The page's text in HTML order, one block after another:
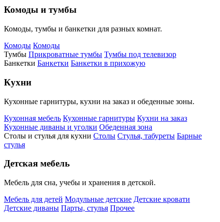
Комоды и тумбы
Комоды, тумбы и банкетки для разных комнат.
Комоды Комоды
Тумбы Прикроватные тумбы Тумбы под телевизор
Банкетки Банкетки Банкетки в прихожую
Кухни
Кухонные гарнитуры, кухни на заказ и обеденные зоны.
Кухонная мебель Кухонные гарнитуры Кухни на заказ
Кухонные диваны и уголки Обеденная зона
Столы и стулья для кухни Столы Стулья, табуреты Барные
стулья
Детская мебель
Мебель для сна, учебы и хранения в детской.
Мебель для детей Модульные детские Детские кровати
Детские диваны Парты, стулья Прочее